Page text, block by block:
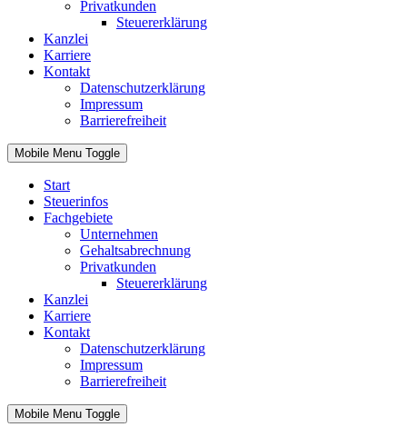
Privatkunden
Steuererklärung
Kanzlei
Karriere
Kontakt
Datenschutzerklärung
Impressum
Barrierefreiheit
Mobile Menu Toggle
Start
Steuerinfos
Fachgebiete
Unternehmen
Gehaltsabrechnung
Privatkunden
Steuererklärung
Kanzlei
Karriere
Kontakt
Datenschutzerklärung
Impressum
Barrierefreiheit
Mobile Menu Toggle